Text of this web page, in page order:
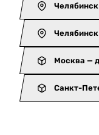
Москва —
Санкт-